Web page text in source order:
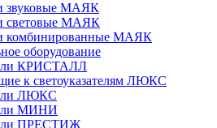
звуковые МАЯК
световые МАЯК
комбинированные МАЯК
оборудование
КРИСТАЛЛ
к светоуказателям ЛЮКС
ЛЮКС
МИНИ
ПРЕСТИЖ